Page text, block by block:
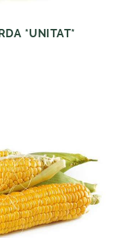
*UNITAT*